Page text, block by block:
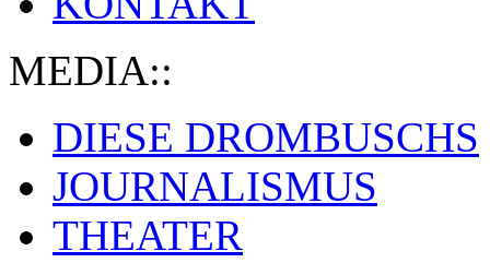
MEDIA::
DIESE DROMBUSCHS
JOURNALISMUS
THEATER